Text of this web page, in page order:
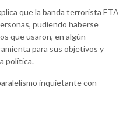
que la banda terrorista ETA
pudiendo haberse
que usaron, en algún
para sus objetivos y
política.
inquietante con